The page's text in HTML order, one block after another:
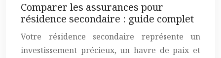
Comparer les assurances pour
résidence secondaire : guide complet
Votre résidence secondaire représente un
investissement précieux, un havre de paix et